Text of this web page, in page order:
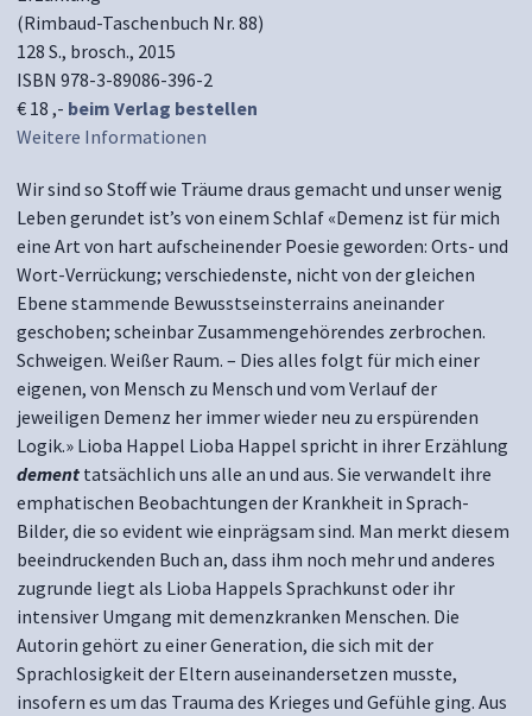
(Rimbaud-Taschenbuch Nr. 88)
128 S., brosch., 2015
ISBN 978-3-89086-396-2
€ 18 ,- beim Verlag bestellen
Weitere Informationen
Wir sind so Stoff wie Träume draus gemacht und unser wenig
Leben gerundet ist’s von einem Schlaf «Demenz ist für mich
eine Art von hart aufscheinender Poesie geworden: Orts- und
Wort-Verrückung; verschiedenste, nicht von der gleichen
Ebene stammende Bewusstseinsterrains aneinander
geschoben; scheinbar Zusammengehörendes zerbrochen.
Schweigen. Weißer Raum. – Dies alles folgt für mich einer
eigenen, von Mensch zu Mensch und vom Verlauf der
jeweiligen Demenz her immer wieder neu zu erspürenden
Logik.» Lioba Happel Lioba Happel spricht in ihrer Erzählung
dement tatsächlich uns alle an und aus. Sie verwandelt ihre
emphatischen Beobachtungen der Krankheit in Sprach-
Bilder, die so evident wie einprägsam sind. Man merkt diesem
beeindruckenden Buch an, dass ihm noch mehr und anderes
zugrunde liegt als Lioba Happels Sprachkunst oder ihr
intensiver Umgang mit demenzkranken Menschen. Die
Autorin gehört zu einer Generation, die sich mit der
Sprachlosigkeit der Eltern auseinandersetzen musste,
insofern es um das Trauma des Krieges und Gefühle ging. Aus